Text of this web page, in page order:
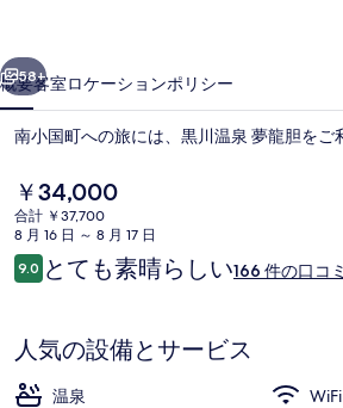
の
写
真
ギ
ャ
ラ
ー
58+
概要客室ロケーションポリシー
南小国町への旅には、黒川温泉 夢龍胆をご
現
在
の
料
金
で
す
￥34,000
合計 ￥37,700
8 月 16 日 ～ 8 月 17 日
口
コ
9.010段階中9.0
とても素晴らしい166 件の口コ
人気の設備とサービス
温泉